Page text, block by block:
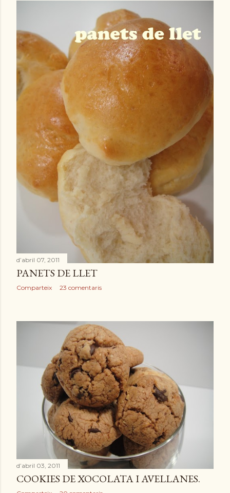
d’abril 07, 2011
PANETS DE LLET
Comparteix 23 comentaris
d’abril 03, 2011
COOKIES DE XOCOLATA I AVELLANES.